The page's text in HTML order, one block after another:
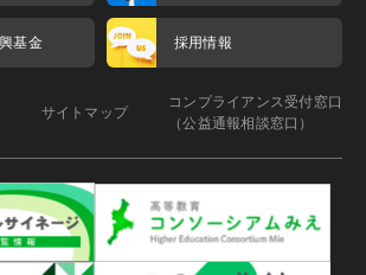
基金 採用情報
サイトマップ
コンプライアンス受付窓口
（公益通報相談窓口）